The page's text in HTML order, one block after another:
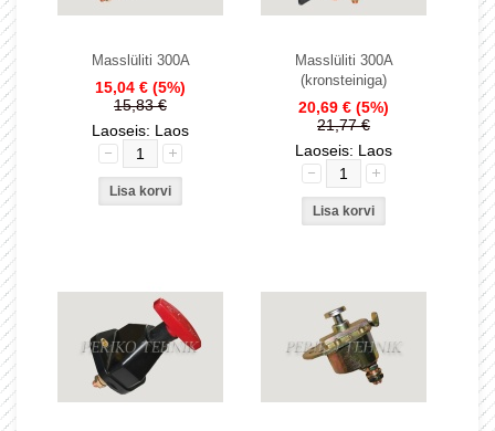
Masslüliti 300A
15,04 € (5%)
15,83 €
Laoseis: Laos
Masslüliti 300A
(kronsteiniga)
20,69 € (5%)
21,77 €
Laoseis: Laos